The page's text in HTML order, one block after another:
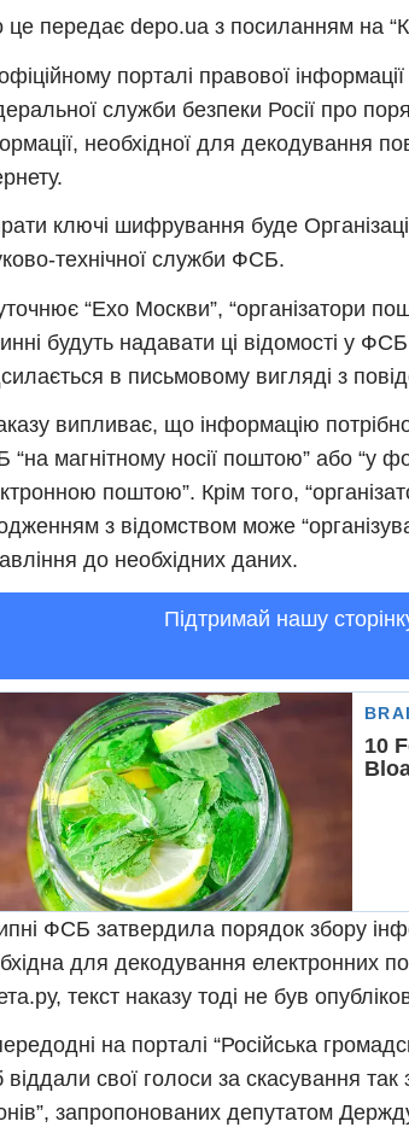
це передає depo.ua з посиланням на
порталі правової
служби безпеки Росії про
необхідної для декодування
ключі шифрування буде
технічної служби ФСБ.
“Ехо Москви”, “організатори
будуть надавати ці відомості у
в письмовому вигляді з
випливає, що інформацію
“на магнітному носії поштою” або “у
поштою”. Крім того,
з відомством може
до необхідних даних.
Підтримай нашу
ФСБ затвердила порядок збору
для декодування електронних
текст наказу тоді не був
на порталі “Російська
віддали свої голоси за скасування
запропонованих депутатом